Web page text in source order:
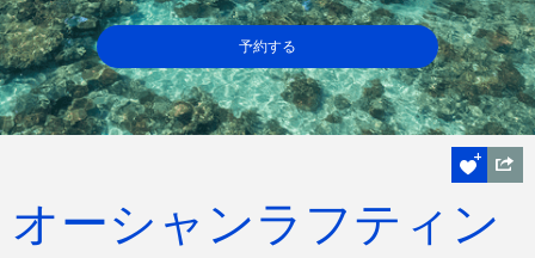
予約する
オーシャンラフティン